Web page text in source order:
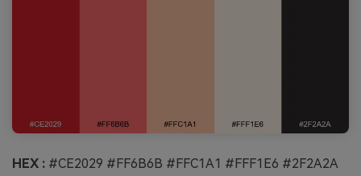
HEX : #CE2029 #FF6B6B #FFC1A1 #FFF1E6 #2F2A2A